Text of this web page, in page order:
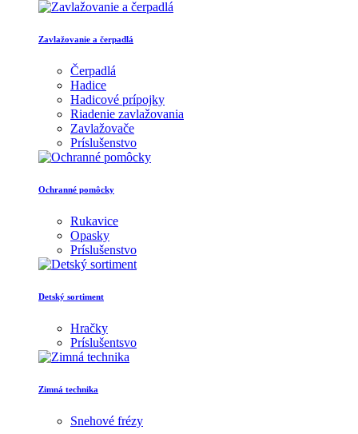
Zavlažovanie a čerpadlá
Čerpadlá
Hadice
Hadicové prípojky
Riadenie zavlažovania
Zavlažovače
Príslušenstvo
Ochranné pomôcky
Rukavice
Opasky
Príslušenstvo
Detský sortiment
Hračky
Príslušentsvo
Zimná technika
Snehové frézy